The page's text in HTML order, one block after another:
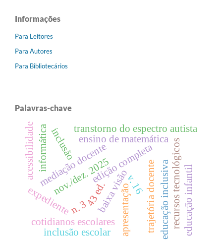
Informações
Para Leitores
Para Autores
Para Bibliotecários
Palavras-chave
edição completa
v. 16
n. 3
nov./dez. 2025
43 ed.
expediente apresentação
ensino de matemática
cotidianos escolares trajetória docente
mediação docente educação inclusiva
transtorno do espectro autista
inclusão escolar
baixa visão recursos tecnológicoseducação infantil
inclusão
informática
acessibilidade